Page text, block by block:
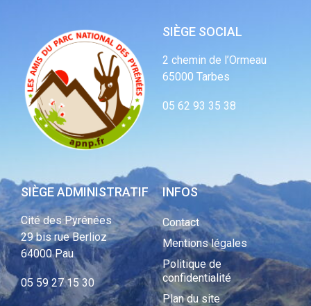
SIÈGE SOCIAL
2 chemin de l’Ormeau
65000 Tarbes
05 62 93 35 38
SIÈGE ADMINISTRATIF
Cité des Pyrénées
29 bis rue Berlioz
64000 Pau
05 59 27 15 30
INFOS
Contact
Mentions légales
Politique de
confidentialité
Plan du site